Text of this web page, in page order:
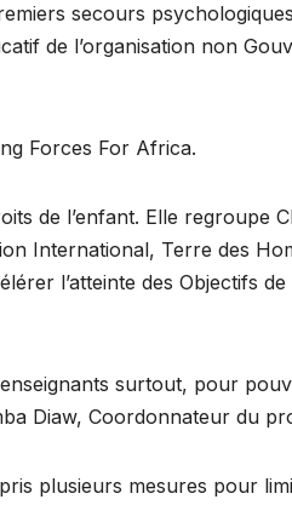
secours
de l’organisation non
Forces For Africa.
de l’enfant. Elle regroupe
International, Terre des
l’atteinte des Objectifs
surtout, pour
Diaw, Coordonnateur du
plusieurs mesures pour